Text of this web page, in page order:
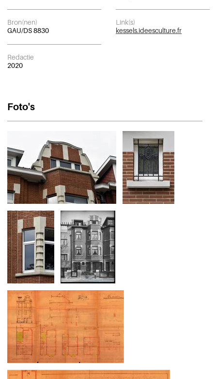
Bron(nen)
GAU/DS 8830
Link(s)
kessels.ideesculture.fr
Redactie
2020
Foto's